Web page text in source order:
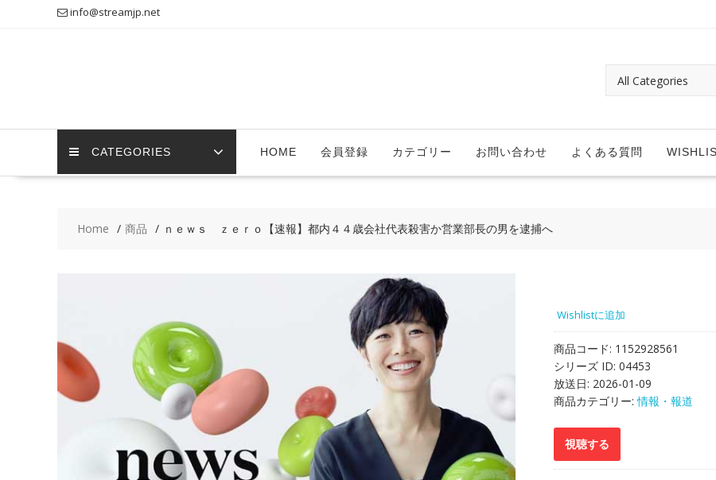
info@streamjp.net
CATEGORIES HOME 会員登録 カテゴリー お問い合わせ よくある質問
Home 商品 ｎｅｗｓ ｚｅｒｏ【速報】都内４４歳会社代表殺害か営業部長の男を逮捕へ
Wishlistに追加
商品コード: 1152928561
シリーズ ID: 04453
放送日: 2026-01-09
商品カテゴリー:情報・報道